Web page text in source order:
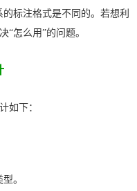
标注格式是不同的。若想利
“怎么用”的问题。
如下：
。